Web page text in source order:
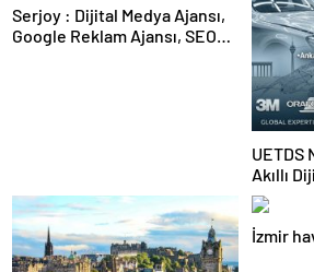
Serjoy : Dijital Medya Ajansı,
Google Reklam Ajansı, SEO
UETDS
Akıllı
Yazılımı
İzmir